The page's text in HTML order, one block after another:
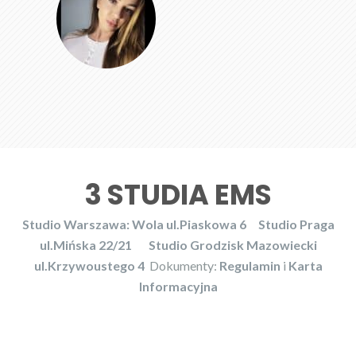
3 STUDIA EMS
Studio Warszawa: Wola ul.Piaskowa 6
Studio Praga
ul.Mińska 22/21
Studio Grodzisk Mazowiecki
ul.Krzywoustego 4 Dokumenty: Regulamin i Karta
Informacyjna